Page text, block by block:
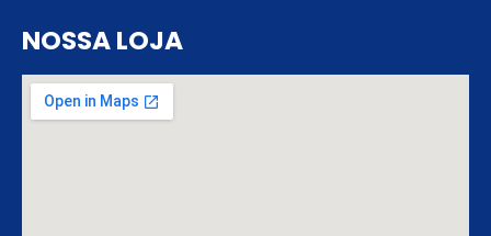
NOSSA LOJA